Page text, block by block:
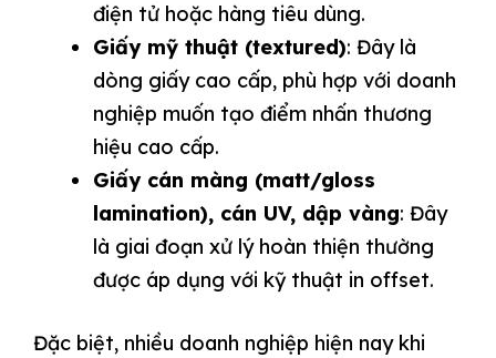
điện tử hoặc hàng tiêu dùng.
Giấy mỹ thuật (textured): Đây là
dòng giấy cao cấp, phù hợp với doanh
nghiệp muốn tạo điểm nhấn thương
hiệu cao cấp.
Giấy cán màng (matt/gloss
lamination), cán UV, dập vàng: Đây
là giai đoạn xử lý hoàn thiện thường
được áp dụng với kỹ thuật in offset.
Đặc biệt, nhiều doanh nghiệp hiện nay khi